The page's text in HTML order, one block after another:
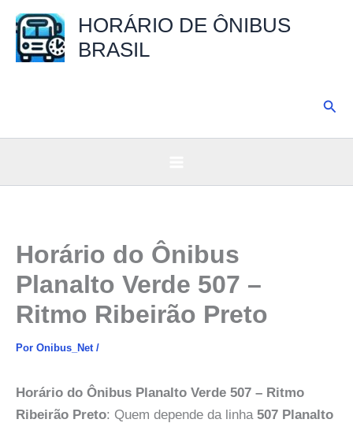
para
HORÁRIO DE ÔNIBUS
BRASIL
Horário do Ônibus
Planalto Verde 507 –
Ritmo Ribeirão Preto
Por Onibus_Net /
Horário do Ônibus Planalto Verde 507 – Ritmo
Ribeirão Preto: Quem depende da linha 507 Planalto